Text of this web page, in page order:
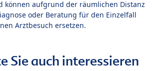
können aufgrund der räumlichen Distanz
oder Beratung für den Einzelfall
Arztbesuch ersetzen.
Sie auch interessieren